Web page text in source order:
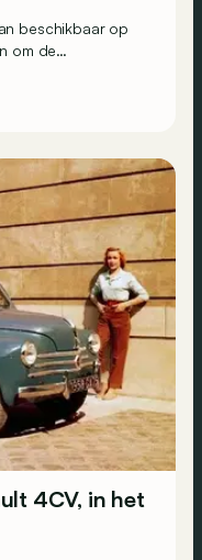
beschikbaar op
om de
4CV, in het